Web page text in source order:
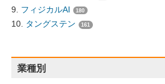
フィジカルAI 180
タングステン 161
業種別